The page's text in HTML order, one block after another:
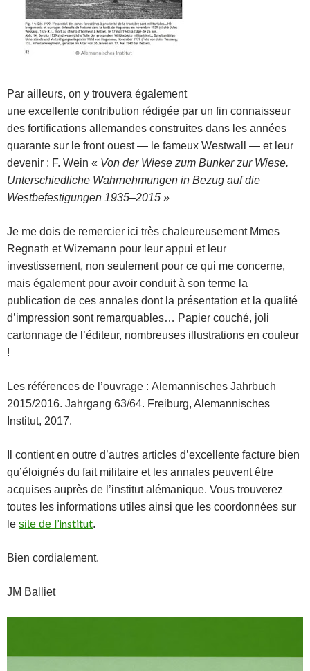
Par ailleurs, on y trouvera également
une excellente contribution rédigée par un fin connaisseur
des fortifications allemandes construites dans les années
quarante sur le front ouest — le fameux Westwall — et leur
devenir : F. Wein « Von der Wiese zum Bunker zur Wiese.
Unterschiedliche Wahrnehmungen in Bezug auf die
Westbefestigungen 1935–2015 »
Je me dois de remercier ici très chaleureusement Mmes
Regnath et Wizemann pour leur appui et leur
investissement, non seulement pour ce qui me concerne,
mais également pour avoir conduit à son terme la
publication de ces annales dont la présentation et la qualité
d’impression sont remarquables… Papier couché, joli
cartonnage de l’éditeur, nombreuses illustrations en couleur
!
Les références de l’ouvrage : Alemannisches Jahrbuch
2015/2016. Jahrgang 63/64. Freiburg, Alemannisches
Institut, 2017.
Il contient en outre d’autres articles d’excellente facture bien
qu’éloignés du fait militaire et les annales peuvent être
acquises auprès de l’institut alémanique. Vous trouverez
toutes les informations utiles ainsi que les coordonnées sur
le site de l’institut.
Bien cordialement.
JM Balliet